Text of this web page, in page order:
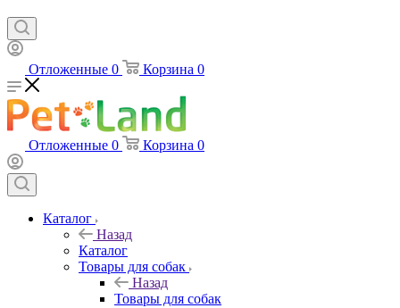
Отложенные 0 Корзина 0
Отложенные 0 Корзина 0
Каталог
Назад
Каталог
Товары для собак
Назад
Товары для собак